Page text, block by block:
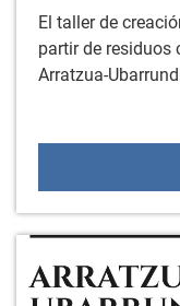
El taller de
partir de residuos
Arratzua-